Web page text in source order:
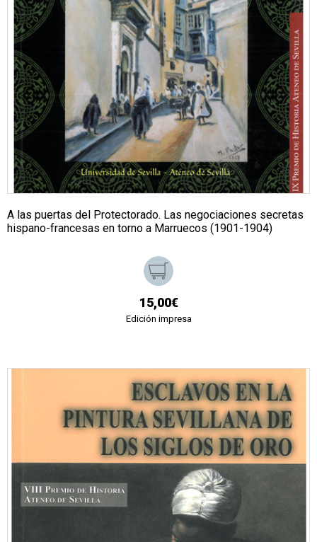
A las puertas del Protectorado. Las negociaciones secretas
hispano-francesas en torno a Marruecos (1901-1904)
15,00€
Edición impresa